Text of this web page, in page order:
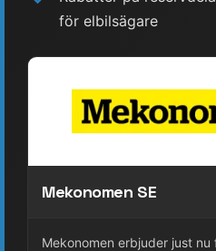
för elbilsägare
Mekonomen SE
Mekonomen erbjuder just